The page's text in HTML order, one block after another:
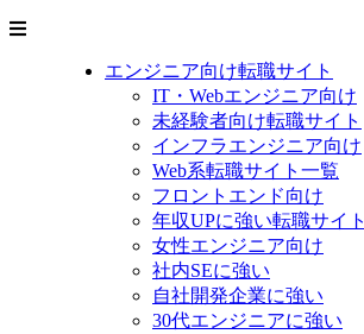
エンジニア向け転職サイト
IT・Webエンジニア向け
未経験者向け転職サイト
インフラエンジニア向け
Web系転職サイト一覧
フロントエンド向け
年収UPに強い転職サイト
女性エンジニア向け
社内SEに強い
自社開発企業に強い
30代エンジニアに強い